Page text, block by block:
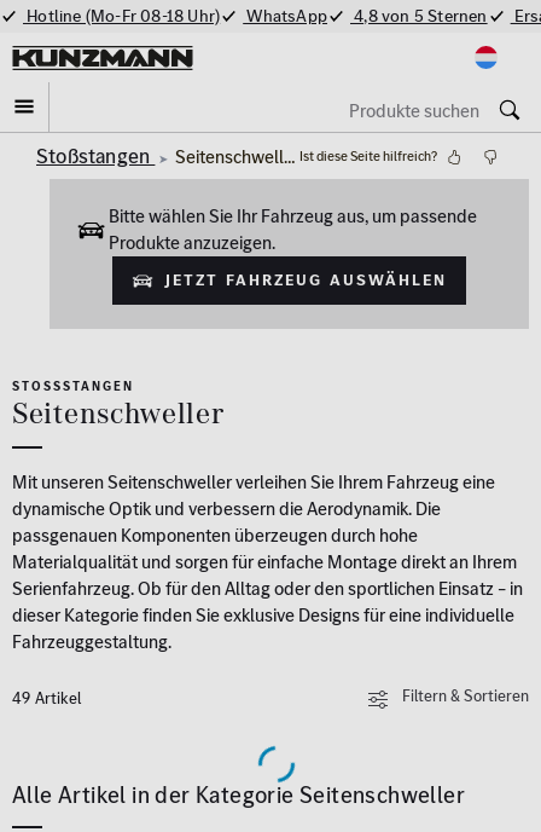
Hotline (Mo-Fr 08-18 Uhr) WhatsApp 4,8 von 5 Sternen
Stoßstangen Seitenschweller Ist diese Seite hilfreich?
Bitte wählen Sie Ihr Fahrzeug aus, um passende
Produkte anzuzeigen.
Jetzt Fahrzeug auswählen
STOSSSTANGEN
Seitenschweller
49 Artikel Filtern & Sortieren
Mit unseren Seitenschweller verleihen Sie Ihrem Fahrzeug eine
dynamische Optik und verbessern die Aerodynamik. Die
passgenauen Komponenten überzeugen durch hohe
Materialqualität und sorgen für einfache Montage direkt an Ihrem
Serienfahrzeug. Ob für den Alltag oder den sportlichen Einsatz – in
dieser Kategorie finden Sie exklusive Designs für eine individuelle
Fahrzeuggestaltung.
Alle Artikel in der Kategorie Seitenschweller